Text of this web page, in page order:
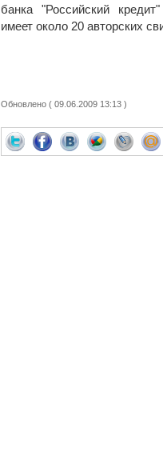
банка "Российский
имеет около 20 авторских
Обновлено ( 09.06.2009 13:13 )